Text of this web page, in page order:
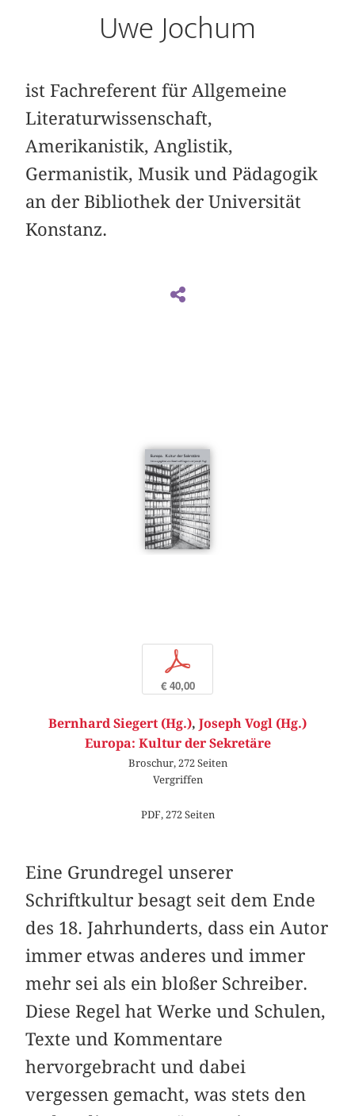
Uwe Jochum
ist Fachreferent für Allgemeine
Literaturwissenschaft,
Amerikanistik, Anglistik,
Germanistik, Musik und Pädagogik
an der Bibliothek der Universität
Konstanz.
p
€ 40,00
Bernhard Siegert (Hg.), Joseph Vogl (Hg.)
Europa: Kultur der Sekretäre
Broschur, 272 Seiten
Vergriffen
PDF, 272 Seiten
Eine Grundregel unserer
Schriftkultur besagt seit dem Ende
des 18. Jahrhunderts, dass ein Autor
immer etwas anderes und immer
mehr sei als ein bloßer Schreiber.
Diese Regel hat Werke und Schulen,
Texte und Kommentare
hervorgebracht und dabei
vergessen gemacht, was stets den